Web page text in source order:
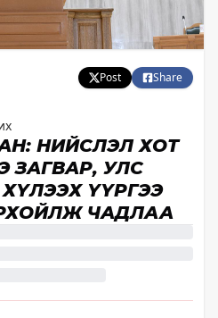
Post
Share
НИЙСЛЭЛ ХОТ
ЗАГВАР, УЛС
ҮҮРГЭЭ
ЧАДЛАА